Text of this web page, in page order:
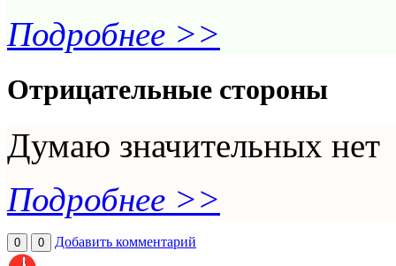
Подробнее >>
Отрицательные стороны
Думаю значительных нет
Подробнее >>
0 0 Добавить комментарий